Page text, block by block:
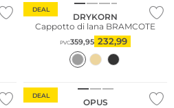
DEAL
DRYKORN
Cappotto di lana BRAMCOTE
PVC359,95 232,99
DEAL
OPUS